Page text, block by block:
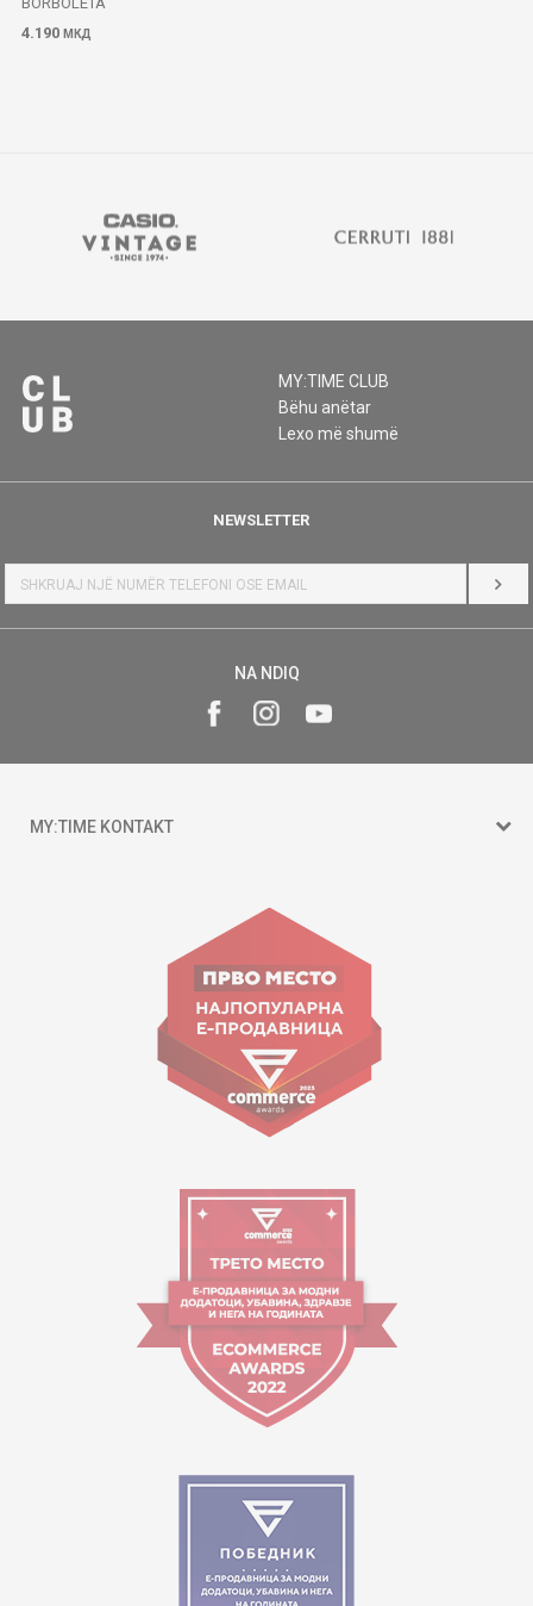
4.190 МКД
MY:TIME CLUB
Bëhu anëtar
Lexo më shumë
NEWSLETTER
HYR
NA NDIQ
MY:TIME KONTAKT
Goce Nikolovski 74 Shkup
contact@mytime.mk
Orari i punës:
09:00 - 17:00